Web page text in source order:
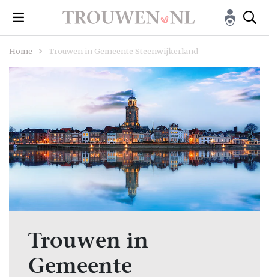
Home Trouwen in Gemeente Steenwijkerland
Trouwen in
Gemeente